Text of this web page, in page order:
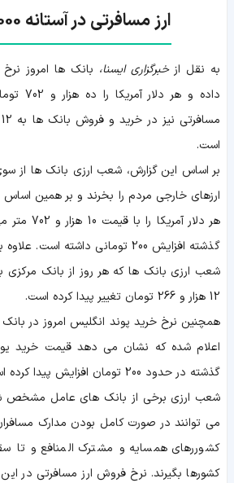
ارز مسافرتی در آستانه 13000 تومان
به نقل ازخبرگزاری ایسنا، بانک ها امروز
داده و هر
است.
بر اساس این گزارش، شعب ارزی بانک ها از
هر دلار
گذشته افزایش 200 تومانی داشته
شعب ارزی بانک ها که هر روز از بانک مرکزی
12 هزار و 266 تومان تغییر پیدا کرده است.
اعلام شده که نشان می دهد قیمت خرید
گذشته در حدود 200 تومان افزایش پیدا کرده است.
شعب ارزی برخی از بانک های عامل مشخص
کشورها بگیرند. نرخ فروش ارز مسافرتی در